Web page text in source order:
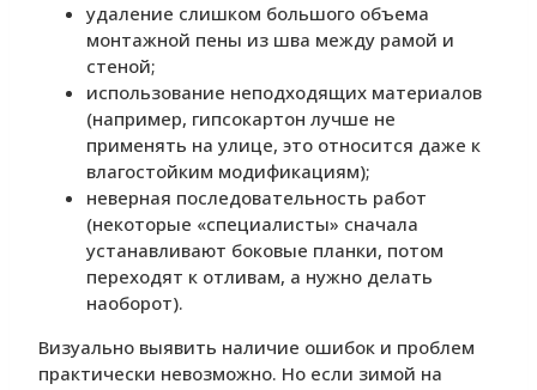
удаление слишком большого объема
монтажной пены из шва между рамой и
стеной;
использование неподходящих материалов
(например, гипсокартон лучше не
применять на улице, это относится даже к
влагостойким модификациям);
неверная последовательность работ
(некоторые «специалисты» сначала
устанавливают боковые планки, потом
переходят к отливам, а нужно делать
наоборот).
Визуально выявить наличие ошибок и проблем
практически невозможно. Но если зимой на